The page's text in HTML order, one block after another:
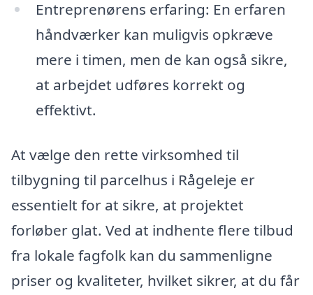
Entreprenørens erfaring: En erfaren
håndværker kan muligvis opkræve
mere i timen, men de kan også sikre,
at arbejdet udføres korrekt og
effektivt.
At vælge den rette virksomhed til
tilbygning til parcelhus i Rågeleje er
essentielt for at sikre, at projektet
forløber glat. Ved at indhente flere tilbud
fra lokale fagfolk kan du sammenligne
priser og kvaliteter, hvilket sikrer, at du får